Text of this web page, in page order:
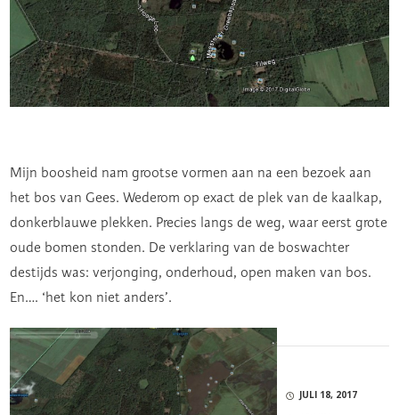
Mijn boosheid nam grootse vormen aan na een bezoek aan
het bos van Gees. Wederom op exact de plek van de kaalkap,
donkerblauwe plekken. Precies langs de weg, waar eerst grote
oude bomen stonden. De verklaring van de boswachter
destijds was: verjonging, onderhoud, open maken van bos.
En…. ‘het kon niet anders’.
JULI 18, 2017